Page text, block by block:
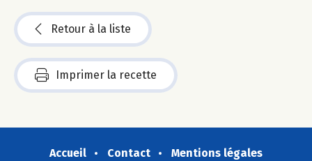
Retour à la liste
Imprimer la recette
Accueil Contact
Mentions légales